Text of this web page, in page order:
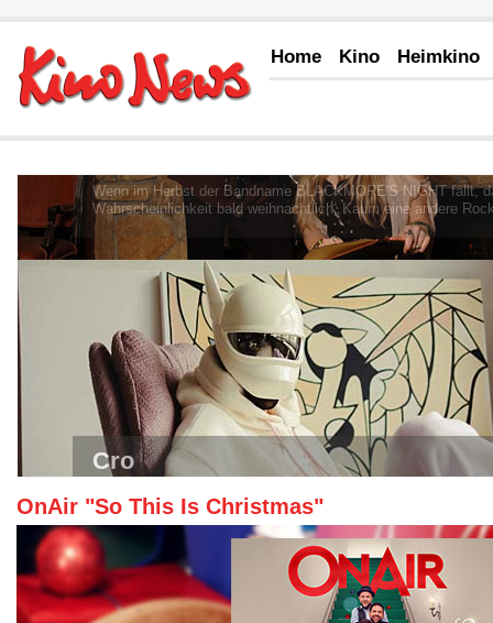
Home Kino Heimkino
Blackmore's Night "Winter Carols"
Wenn im Herbst der Bandname BLACKMORE'S NIGHT fällt,
Wahrscheinlichkeit bald weihnachtlich. Kaum eine andere
OnAir "So This Is Christmas"